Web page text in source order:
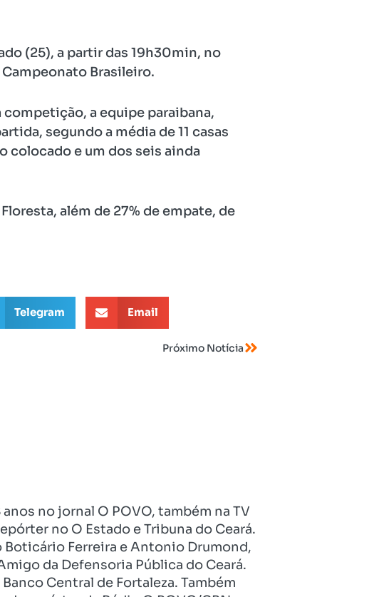
(25), a partir das 19h30min, no
Brasileiro.
a equipe paraibana,
segundo a média de 11 casas
colocado e um dos seis ainda
além de 27% de empate, de
Telegram Email
Próximo Notícia
no jornal O POVO, também na TV
no O Estado e Tribuna do Ceará.
Boticário Ferreira e Antonio Drumond,
da Defensoria Pública do Ceará.
Central de Fortaleza. Também